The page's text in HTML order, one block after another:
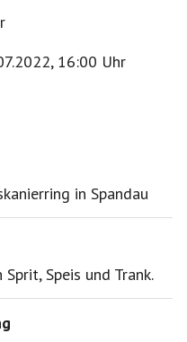
16:00 Uhr
in Spandau
Speis und Trank.